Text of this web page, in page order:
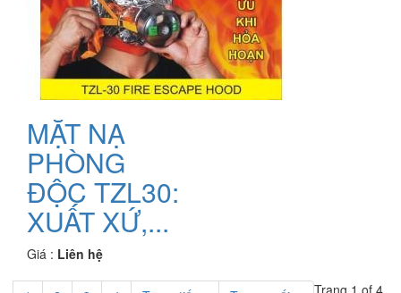
MẶT NẠ
PHÒNG
ĐỘC TZL30:
XUẤT XỨ,...
Giá : Liên hệ
Trang 1 of 4